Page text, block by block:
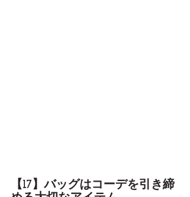
【17】バッグはコーデを引き締